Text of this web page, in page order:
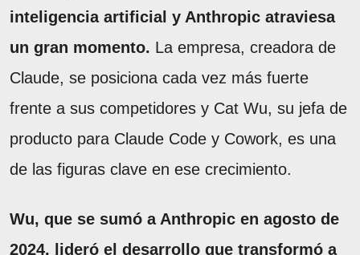
inteligencia artificial y Anthropic atraviesa
un gran momento. La empresa, creadora de
Claude, se posiciona cada vez más fuerte
frente a sus competidores y Cat Wu, su jefa de
producto para Claude Code y Cowork, es una
de las figuras clave en ese crecimiento.
Wu, que se sumó a Anthropic en agosto de
2024, lideró el desarrollo que transformó a